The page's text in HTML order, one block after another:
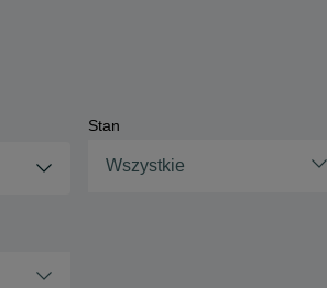
Stan
Wszystkie